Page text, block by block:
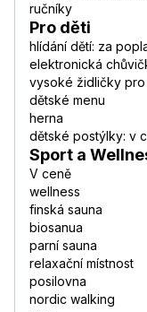
ručníky
Pro děti
hlídání dětí: za
elektronická
vysoké židličky pro
dětské menu
herna
dětské postýlky: v
Sport a
V ceně
wellness
finská sauna
biosanua
parní sauna
relaxační místnost
posilovna
nordic walking